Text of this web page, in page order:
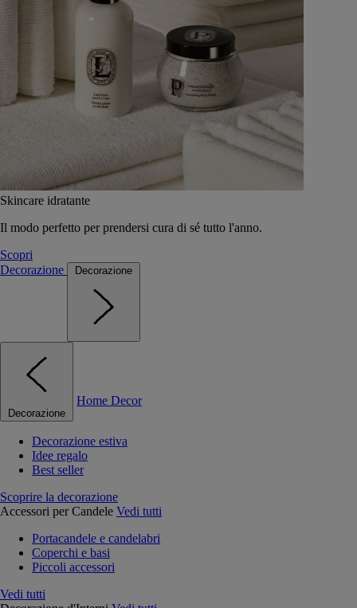
Skincare idratante
Il modo perfetto per prendersi cura di sé tutto l'anno.
Scopri
Decorazione
Decorazione
Decorazione
Home Decor
Decorazione estiva
Idee regalo
Best seller
Scoprire la decorazione
Accessori per Candele Vedi tutti
Portacandele e candelabri
Coperchi e basi
Piccoli accessori
Vedi tutti